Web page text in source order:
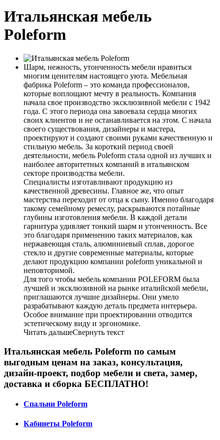
Итальянская мебель
Poleform
Шарм, нежность, утонченность мебели нравиться
многим ценителям настоящего уюта. Мебельная
фабрика Poleform – это команда профессионалов,
которые воплощают мечту в реальность. Компания
начала свое производство эксклюзивной мебели с 1942
года. С этого периода она завоевала сердца многих
своих клиентов и не останавливается на этом. С начала
своего существования, дизайнеры и мастера,
проектируют и создают своими руками качественную и
стильную мебель. За короткий период своей
деятельности, мебель Poleform стала одной из лучших и
наиболее авторитетных компаний в итальянском
секторе производства мебели.
Специалисты изготавливают продукцию из
качественной древесины. Главное же, что опыт
мастерства переходит от отца к сыну. Именно благодаря
такому семейному ремеслу, раскрываются потайные
глубины изготовления мебели. В каждой детали
гарнитура удивляет тонкий шарм и утонченность. Все
это благодаря применению таких материалов, как
нержавеющая сталь, алюминиевый сплав, дорогое
стекло и другие современные материалы, которые
делают продукцию компании рoleform уникальной и
неповторимой.
Для того чтобы мебель компании POLEFORM была
лучшей и эксклюзивной на рынке италийской мебели,
приглашаются лучшие дизайнеры. Они умело
разрабатывают каждую деталь предмета интерьера.
Особое внимание при проектировании отводится
эстетическому виду и эргономике.
Читать дальшеСвернуть текст
Итальянская мебель Poleform по самым
выгодным ценам на заказ, консультация,
дизайн-проект, подбор мебели и света, замер,
доставка и сборка БЕСПЛАТНО!
Спальни Poleform
Кабинеты Poleform